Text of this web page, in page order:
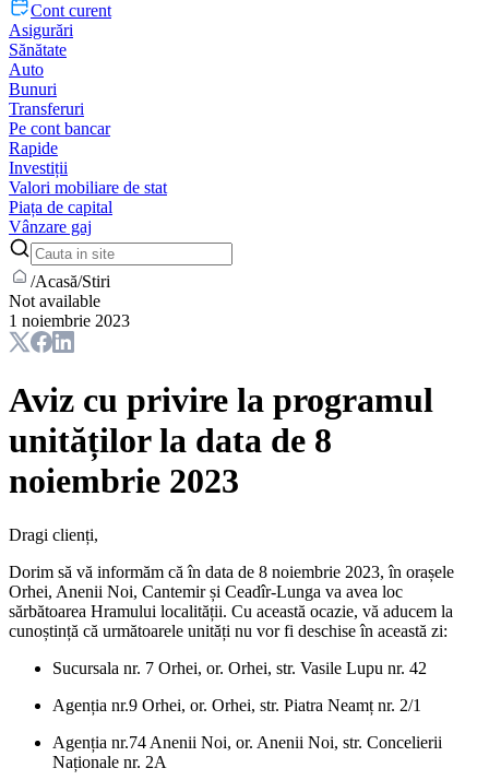
Cont curent
Asigurări
Sănătate
Auto
Bunuri
Transferuri
Pe cont bancar
Rapide
Investiții
Valori mobiliare de stat
Piața de capital
Vânzare gaj
/Acasă/Stiri
Not available
1 noiembrie 2023
Aviz cu privire la programul
unităților la data de 8
noiembrie 2023
Dragi clienți,
Dorim să vă informăm că în data de 8 noiembrie 2023, în orașele
Orhei, Anenii Noi, Cantemir și Ceadîr-Lunga va avea loc
sărbătoarea Hramului localității. Cu această ocazie, vă aducem la
cunoștință că următoarele unități nu vor fi deschise în această zi:
Sucursala nr. 7 Orhei, or. Orhei, str. Vasile Lupu nr. 42
Agenția nr.9 Orhei, or. Orhei, str. Piatra Neamț nr. 2/1
Agenția nr.74 Anenii Noi, or. Anenii Noi, str. Concelierii
Naționale nr. 2A